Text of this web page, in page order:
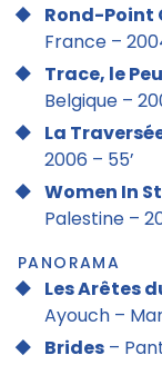
Rond-Point
France –
Trace, le
Belgique –
La
2006 – 55’
Women In
Palestine –
PANORAMA
Les Arêtes
Ayouch –
Brides –